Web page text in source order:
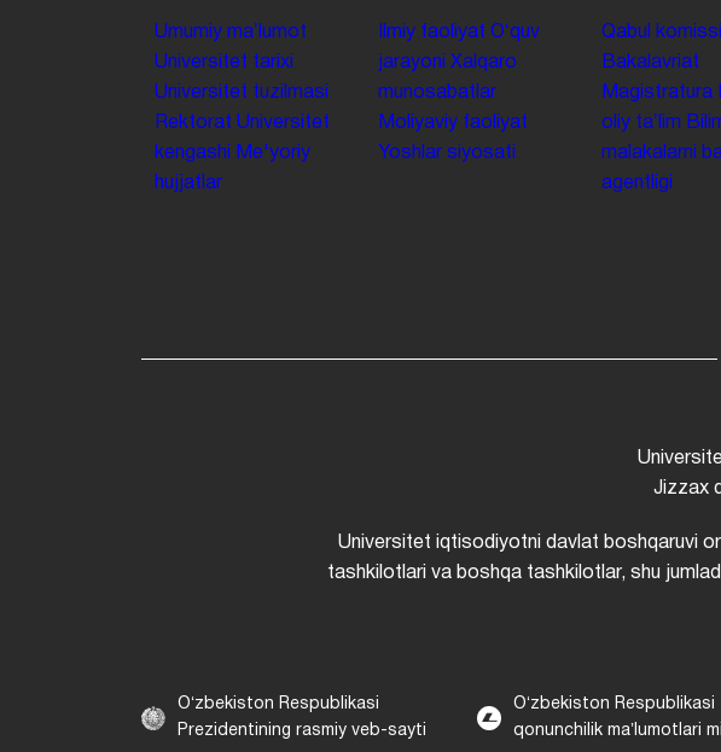
Umumiy maʼlumot
Universitet tarixi
Universitet tuzilmasi
Rektorat Universitet
kengashi
Me'yoriy
hujjatlar
Ilmiy faoliyat Oʻquv
jarayoni Xalqaro
munosabatlar
Moliyaviy faoliyat
Yoshlar siyosati
Qabul
Bakalavriat
Magistratura
oliy taʼlim
malakalarni
agentligi
Jizzax
Universitet iqtisodiyotni davlat boshqaruvi
tashkilotlari va boshqa tashkilotlar, shu
Oʻzbekiston Respublikasi
Prezidentining rasmiy veb-sayti
Oʻzbekiston Respublikasi
qonunchilik maʼlumotlari